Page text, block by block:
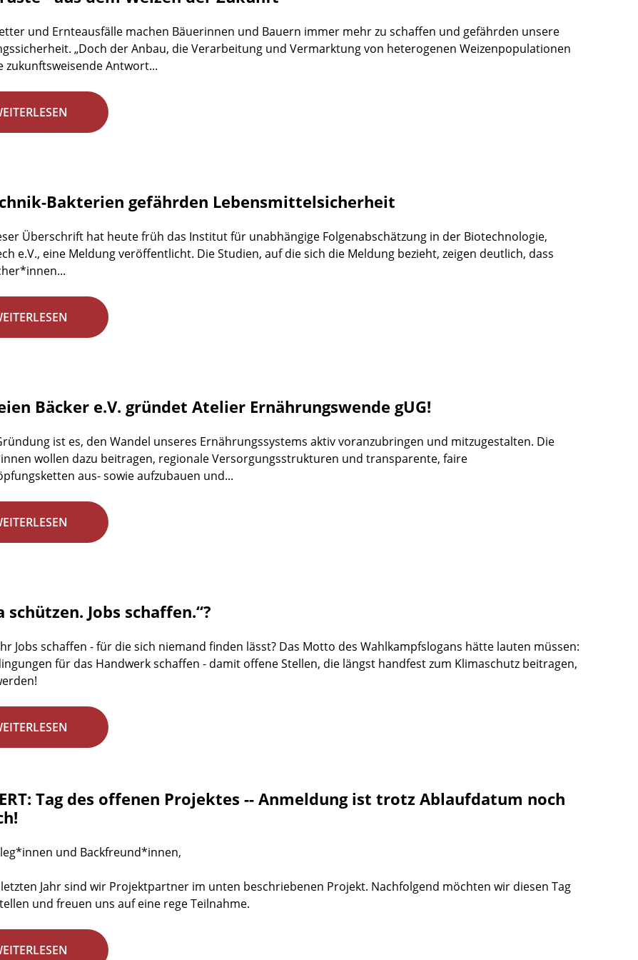
und Ernteausfälle machen Bäuerinnen und Bauern immer mehr zu schaffen und gefährden unsere
„Doch der Anbau, die Verarbeitung und Vermarktung von heterogenen Weizenpopulationen
zukunftsweisende Antwort...
Bakterien gefährden Lebensmittelsicherheit
Überschrift hat heute früh das Institut für unabhängige Folgenabschätzung in der Biotechnologie,
e.V., eine Meldung veröffentlicht. Die Studien, auf die sich die Meldung bezieht, zeigen deutlich, dass
Bäcker e.V. gründet Atelier Ernährungswende gUG!
ist es, den Wandel unseres Ernährungssystems aktiv voranzubringen und mitzugestalten. Die
wollen dazu beitragen, regionale Versorgungsstrukturen und transparente, faire
aus- sowie aufzubauen und...
schützen. Jobs schaffen.“?
Jobs schaffen - für die sich niemand finden lässt? Das Motto des Wahlkampfslogans hätte lauten müssen:
für das Handwerk schaffen - damit offene Stellen, die längst handfest zum Klimaschutz beitragen,
Tag des offenen Projektes -- Anmeldung ist trotz Ablaufdatum noch
und Backfreund*innen,
Jahr sind wir Projektpartner im unten beschriebenen Projekt. Nachfolgend möchten wir diesen Tag
und freuen uns auf eine rege Teilnahme.